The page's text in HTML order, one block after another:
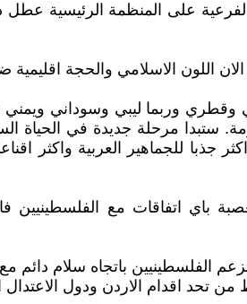
على المنظمة الرئيسية عطل
اللون الاسلامي والحجة اقليمية
وربما ليبي وسوداني ويمني
ستبدا مرحلة جديدة في الحياة
للجماهير العربية واكثر
باي اتفاقات مع
الفلسطينيين باتجاه سلام دائم
تحد اقدام الاردن ودول